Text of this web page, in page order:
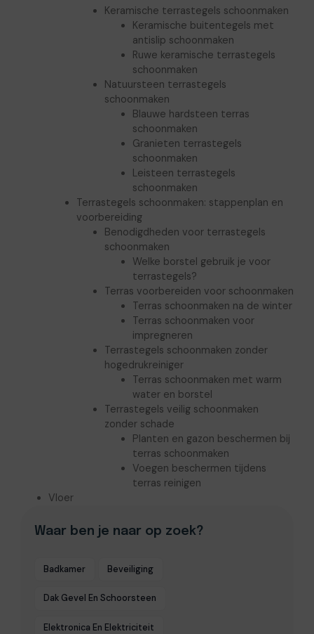
Keramische terrastegels schoonmaken
Keramische buitentegels met
antislip schoonmaken
Ruwe keramische terrastegels
schoonmaken
Natuursteen terrastegels
schoonmaken
Blauwe hardsteen terras
schoonmaken
Granieten terrastegels
schoonmaken
Leisteen terrastegels
schoonmaken
Terrastegels schoonmaken: stappenplan en
voorbereiding
Benodigdheden voor terrastegels
schoonmaken
Welke borstel gebruik je voor
terrastegels?
Terras voorbereiden voor schoonmaken
Terras schoonmaken na de winter
Terras schoonmaken voor
impregneren
Terrastegels schoonmaken zonder
hogedrukreiniger
Terras schoonmaken met warm
water en borstel
Terrastegels veilig schoonmaken
zonder schade
Planten en gazon beschermen bij
terras schoonmaken
Voegen beschermen tijdens
terras reinigen
Vloer
Waar ben je naar op zoek?
Badkamer Beveiliging
Dak Gevel En Schoorsteen
Elektronica En Elektriciteit